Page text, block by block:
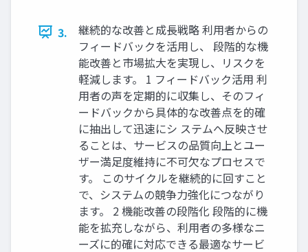
3.
継続的な改善と成長戦略 利用者からの
フィードバックを活用し、 段階的な機
能改善と市場拡大を実現し、リスクを
軽減します。 1 フィードバック活用 利
用者の声を定期的に収集し、そのフィ
ードバックから具体的な改善点を的確
に抽出して迅速にシ ステムへ反映させ
ることは、サービスの品質向上とユー
ザー満足度維持に不可欠なプロセスで
す。 このサイクルを継続的に回すこと
で、システムの競争力強化につながり
ます。 2 機能改善の段階化 段階的に機
能を拡充しながら、利用者の多様なニ
ーズに的確に対応できる最適なサービ